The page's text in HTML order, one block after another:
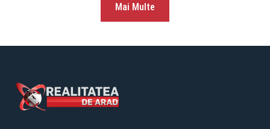
Mai Multe